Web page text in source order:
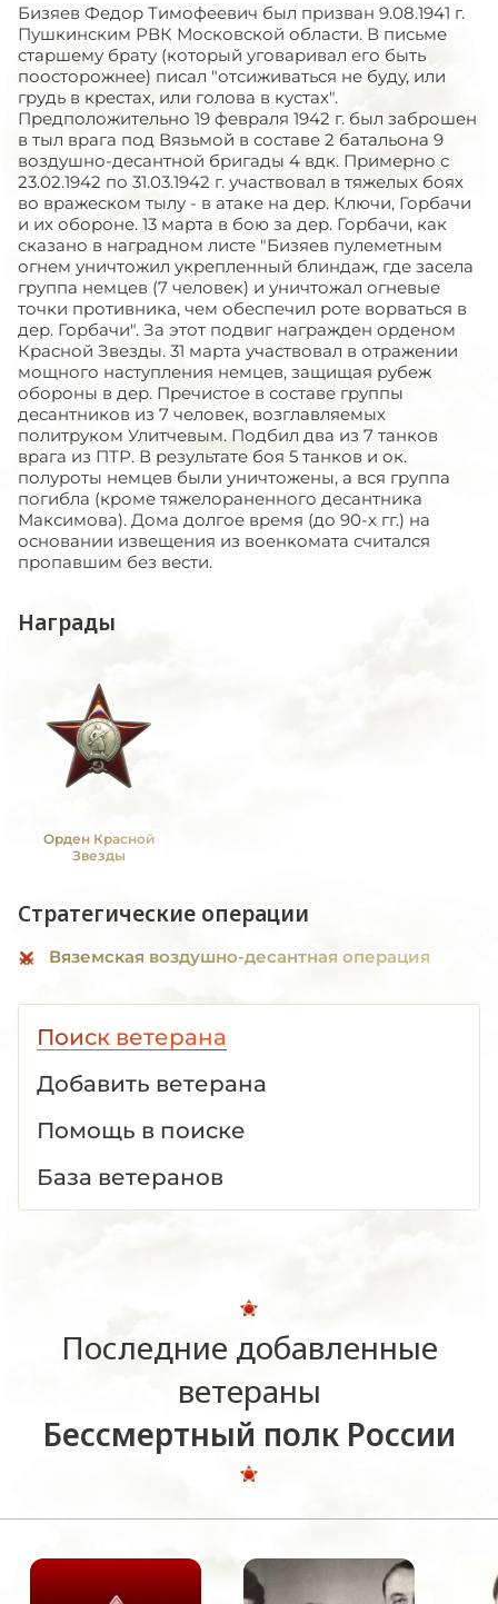
Бизяев Федор Тимофеевич был призван 9.08.1941 г.
Пушкинским РВК Московской области. В письме
старшему брату (который уговаривал его быть
поосторожнее) писал "отсиживаться не буду, или
грудь в крестах, или голова в кустах".
Предположительно 19 февраля 1942 г. был заброшен
в тыл врага под Вязьмой в составе 2 батальона 9
воздушно-десантной бригады 4 вдк. Примерно с
23.02.1942 по 31.03.1942 г. участвовал в тяжелых боях
во вражеском тылу - в атаке на дер. Ключи, Горбачи
и их обороне. 13 марта в бою за дер. Горбачи, как
сказано в наградном листе "Бизяев пулеметным
огнем уничтожил укрепленный блиндаж, где засела
группа немцев (7 человек) и уничтожал огневые
точки противника, чем обеспечил роте ворваться в
дер. Горбачи". За этот подвиг награжден орденом
Красной Звезды. 31 марта участвовал в отражении
мощного наступления немцев, защищая рубеж
обороны в дер. Пречистое в составе группы
десантников из 7 человек, возглавляемых
политруком Улитчевым. Подбил два из 7 танков
врага из ПТР. В результате боя 5 танков и ок.
полуроты немцев были уничтожены, а вся группа
погибла (кроме тяжелораненного десантника
Максимова). Дома долгое время (до 90-х гг.) на
основании извещения из военкомата считался
пропавшим без вести.
Награды
Орден Красной
Звезды
Стратегические операции
Вяземская воздушно-десантная операция
Поиск ветерана
Добавить ветерана
Помощь в поиске
База ветеранов
Последние добавленные
ветераны
Бессмертный полк России